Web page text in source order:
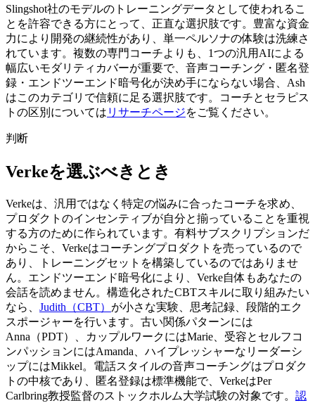
Slingshot社のモデルのトレーニングデータとして使われるこ
とを許容できる方にとって、正直な選択肢です。豊富な資金
力により開発の継続性があり、単一ペルソナの体験は洗練さ
れています。複数の専門コーチよりも、1つの汎用AIによる
幅広いモダリティカバーが重要で、音声コーチング・匿名登
録・エンドツーエンド暗号化が決め手にならない場合、Ash
はこのカテゴリで信頼に足る選択肢です。コーチとセラピス
トの区別については リサーチページをご覧ください。
判断
Verkeを選ぶべきとき
Verkeは、汎用ではなく特定の悩みに合ったコーチを求め、
プロダクトのインセンティブが自分と揃っていることを重視
する方のために作られています。有料サブスクリプションだ
からこそ、Verkeはコーチングプロダクトを売っているので
あり、トレーニングセットを構築しているのではありませ
ん。エンドツーエンド暗号化により、Verke自体もあなたの
会話を読めません。構造化されたCBTスキルに取り組みたい
なら、 Judith（CBT） が小さな実験、思考記録、段階的エク
スポージャーを行います。古い関係パターンには
Anna（PDT）、カップルワークにはMarie、受容とセルフコ
ンパッションにはAmanda、ハイプレッシャーなリーダーシ
ップにはMikkel。電話スタイルの音声コーチングはプロダク
トの中核であり、匿名登録は標準機能で、VerkeはPer
Carlbring教授監督のストックホルム大学試験の対象です。 認